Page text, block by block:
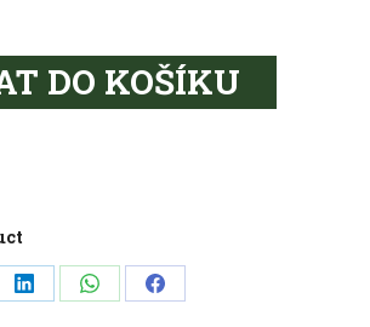
DO KOŠÍKU
Share Share Share